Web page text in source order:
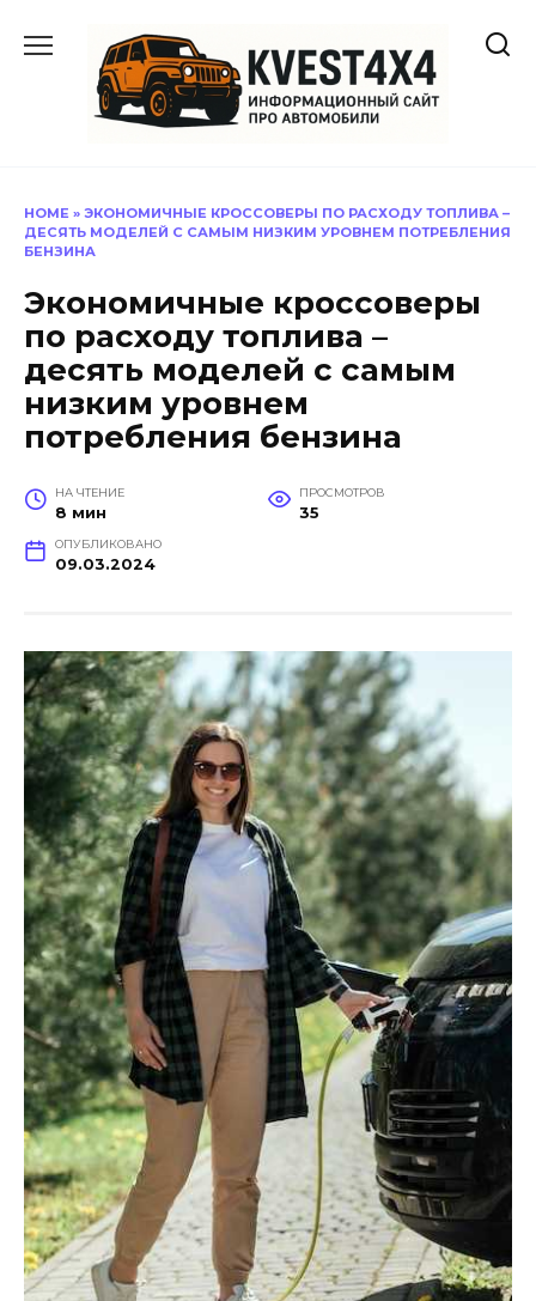
содержанию
HOME » ЭКОНОМИЧНЫЕ КРОССОВЕРЫ ПО РАСХОДУ ТОПЛИВА –
ДЕСЯТЬ МОДЕЛЕЙ С САМЫМ НИЗКИМ УРОВНЕМ ПОТРЕБЛЕНИЯ
БЕНЗИНА
Экономичные кроссоверы
по расходу топлива –
десять моделей с самым
низким уровнем
потребления бензина
НА ЧТЕНИЕ
8 мин
ПРОСМОТРОВ
35
ОПУБЛИКОВАНО
09.03.2024